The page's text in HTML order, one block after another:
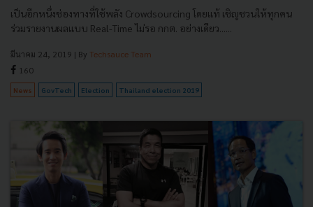
เป็นอีกหนึ่งช่องทางที่ใช้พลัง Crowdsourcing โดยแท้ เชิญชวนให้ทุกคน
ร่วมรายงานผลแบบ Real-Time ไม่รอ กกต. อย่างเดียว......
มีนาคม 24, 2019 | By Techsauce Team
160
News GovTech Election Thailand election 2019